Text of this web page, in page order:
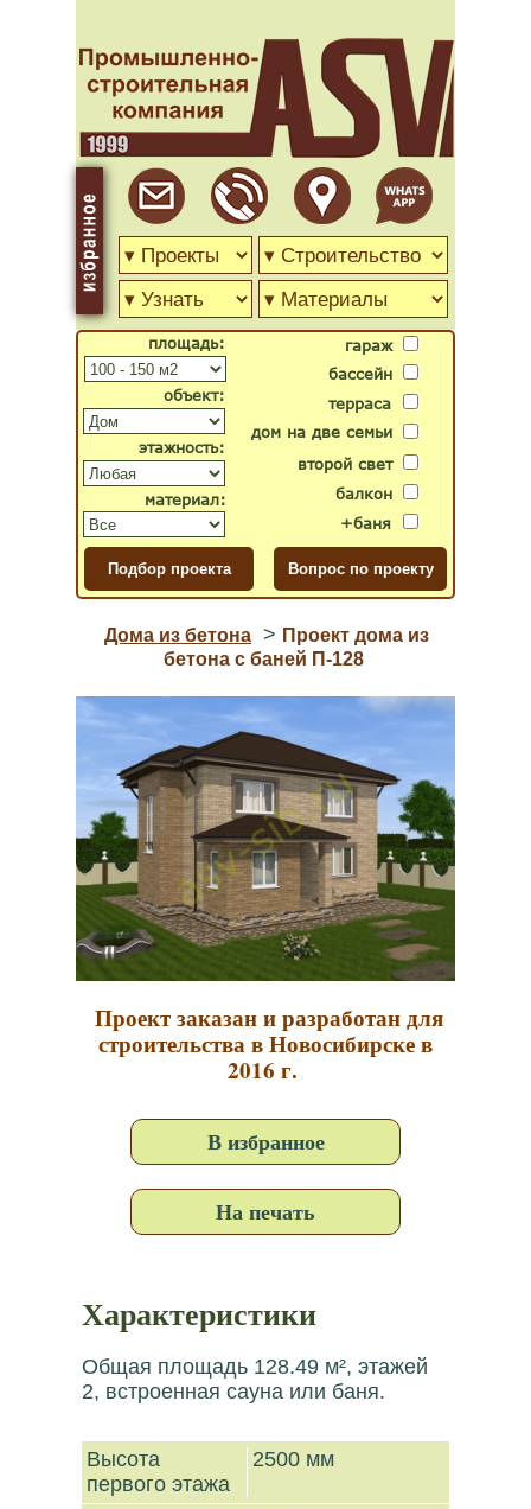
гараж
бассейн
второй свет
дом на две семьи
терраса
балкон
+баня
объект:
материал:
площадь:
этажность:
Дома из бетона > Проект дома из
бетона с баней П-128
Проект заказан и разработан для
строительства в Новосибирске в
2016 г.
В избранное
На печать
Характеристики
Общая площадь 128.49 м², этажей
2, встроенная сауна или баня.
Высота
первого этажа
2500 мм